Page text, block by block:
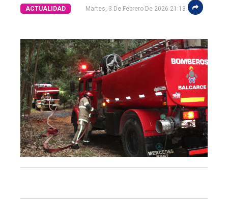
El
DIARIO
Balcarce
Inicio
Tendencia
Int.
General
Política
ACTUALIDAD Martes, 3 De Febrero De 2026 21:13